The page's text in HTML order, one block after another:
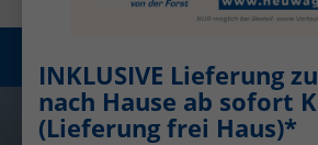
INKLUSIVE Lieferung
nach Hause ab sofort
(Lieferung frei Haus)*